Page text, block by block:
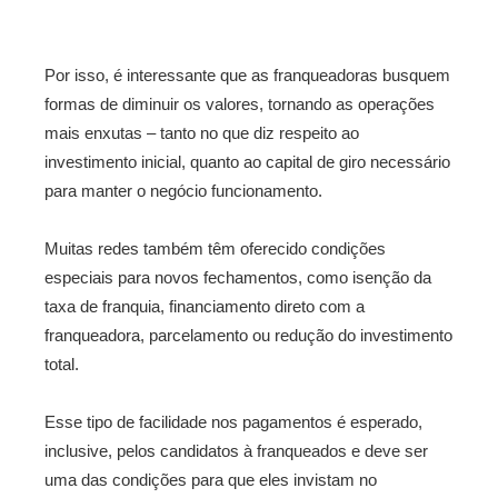
Por isso, é interessante que as franqueadoras busquem
formas de diminuir os valores, tornando as operações
mais enxutas – tanto no que diz respeito ao
investimento inicial, quanto ao capital de giro necessário
para manter o negócio funcionamento.
Muitas redes também têm oferecido condições
especiais para novos fechamentos, como isenção da
taxa de franquia, financiamento direto com a
franqueadora, parcelamento ou redução do investimento
total.
Esse tipo de facilidade nos pagamentos é esperado,
inclusive, pelos candidatos à franqueados e deve ser
uma das condições para que eles invistam no